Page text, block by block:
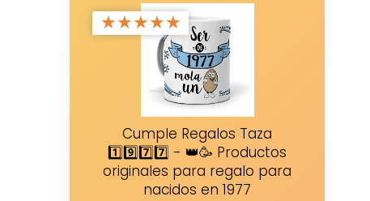
★★★★★
Cumple Regalos Taza
1️⃣9️⃣7️⃣7️⃣ - 👑🥳 Productos
originales para regalo para
nacidos en 1977